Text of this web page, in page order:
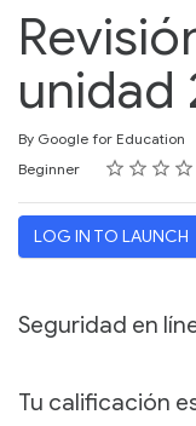
unidad
By Google for Education
Duration
Difficulty
Beginner Rating
1 star
2 stars
3 stars
4 stars
5 stars
Average rating: 5.0
3 reviews
LOG IN TO LAUNCH
Seguridad en
Tu calificación